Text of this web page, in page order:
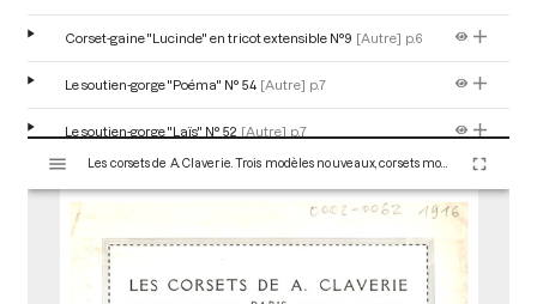
Corset-gaine "Lucinde" en tricot extensible N°9 [Autre] p.6
Le soutien-gorge "Poéma" N° 54 [Autre] p.7
Le soutien-gorge "Laïs" N° 52 [Autre] p.7
mesure [Autre] p.8
Note de commande [Autre] p.1
Manière de prendre les mesures [Autre] p.2
s